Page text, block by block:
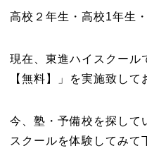
高校２年生・高校1年生
現在、東進ハイスクール
【無料】」を実施致して
今、塾・予備校を探して
スクールを体験してみて